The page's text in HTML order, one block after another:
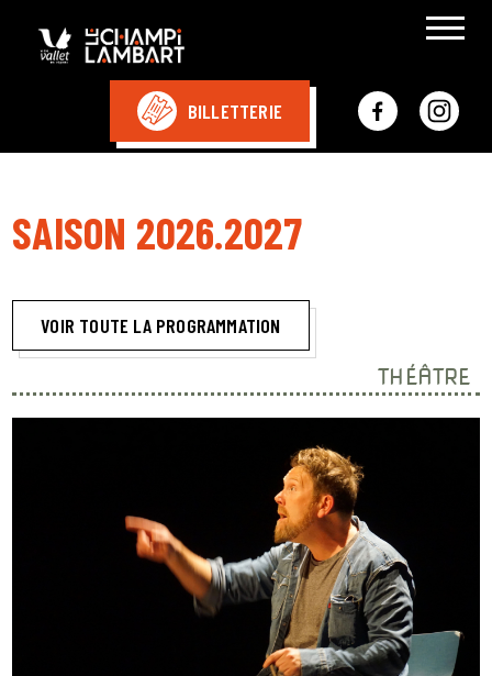
BILLETTERIE
SAISON 2026.2027
VOIR TOUTE LA PROGRAMMATION
THÉÂTRE